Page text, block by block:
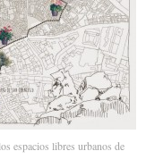
espacios libres urbanos de